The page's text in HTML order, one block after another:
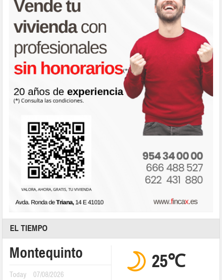
EL TIEMPO
Montequinto
Today 07/08/2026
25℃